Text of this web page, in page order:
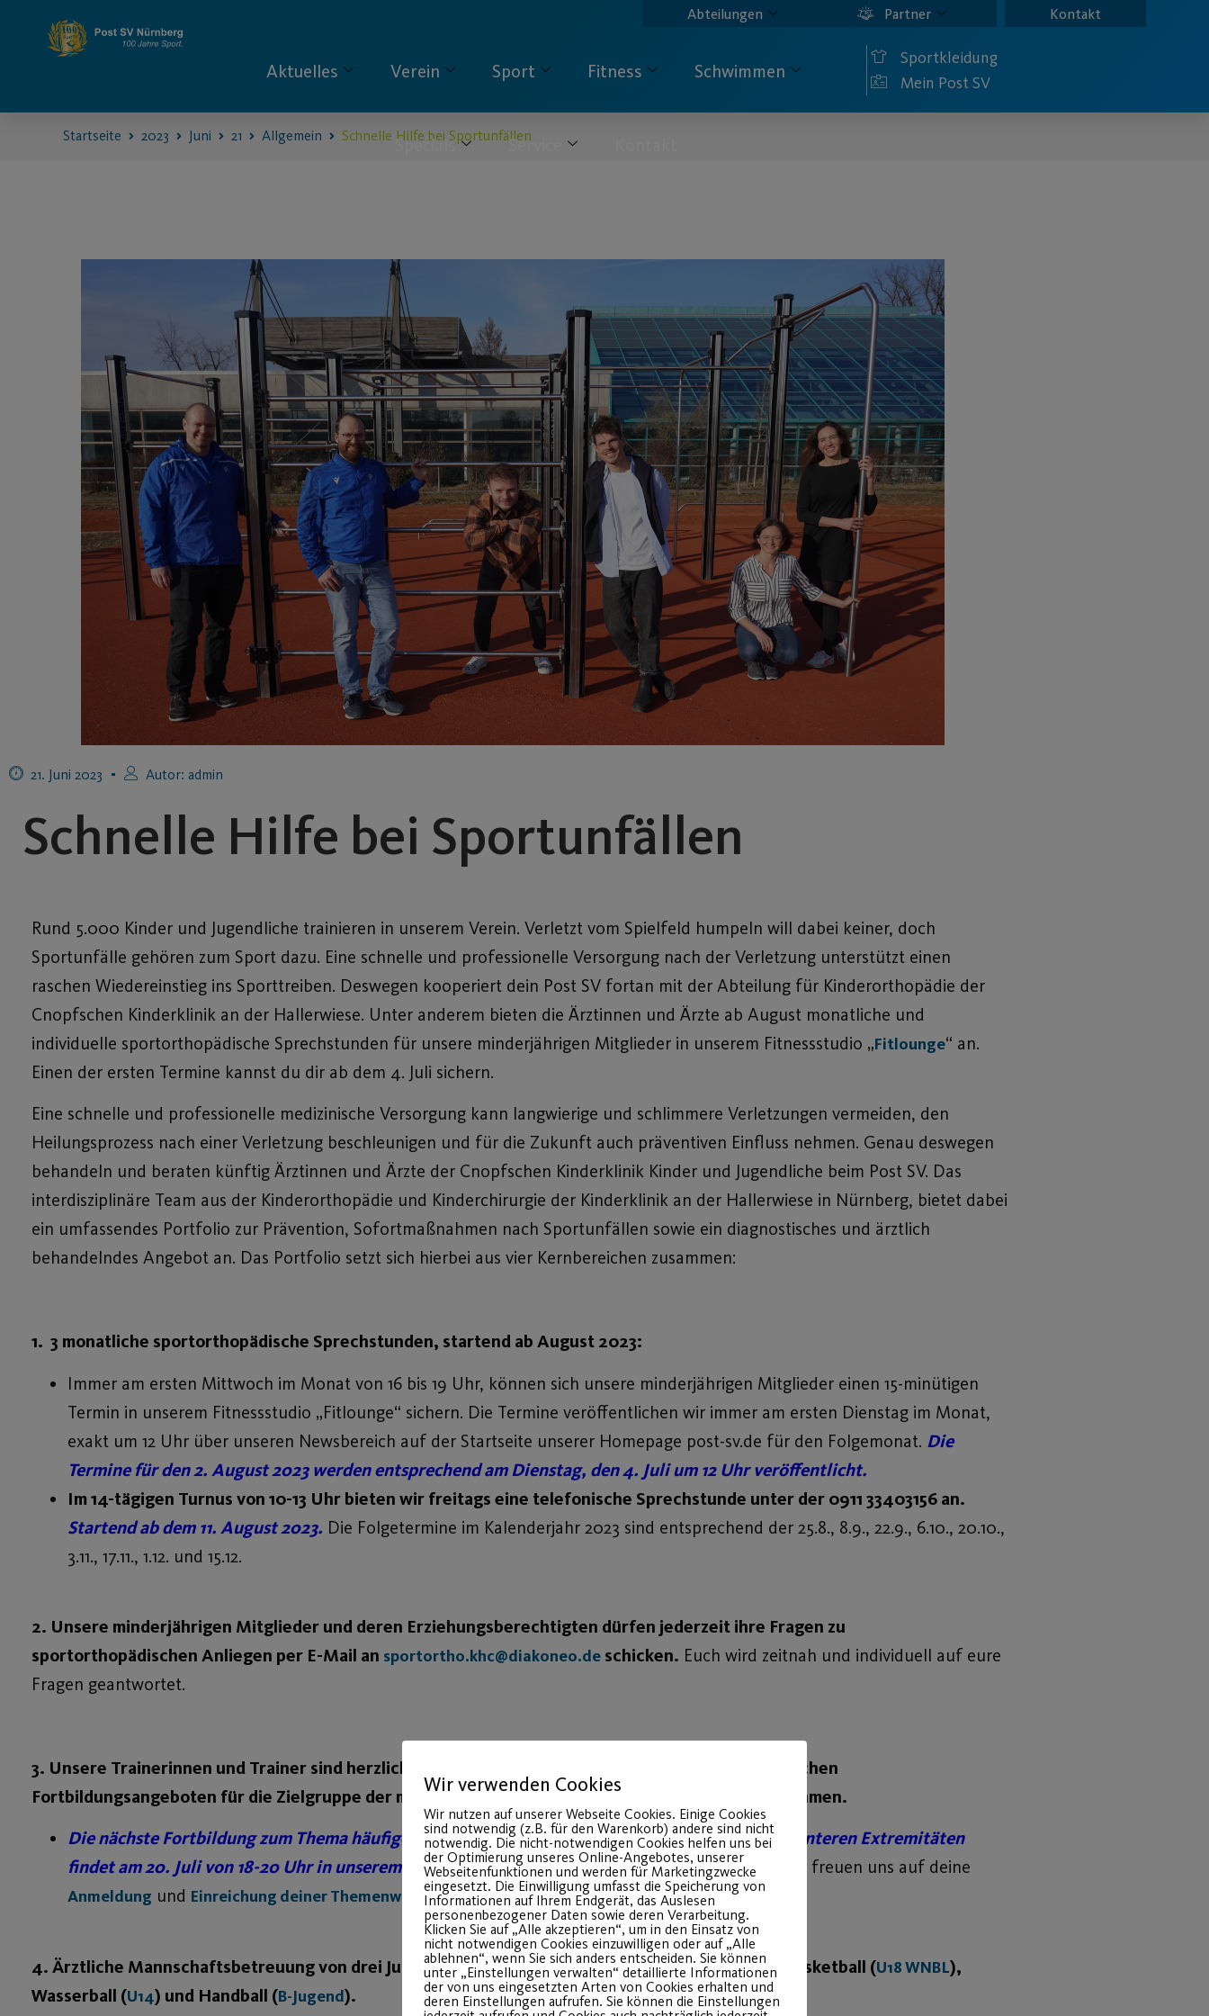
Abteilungen Partner Kontakt
Aktuelles Verein Sport Fitness Schwimmen
Specials Service
Sportkleidung
Mein Post SV
Startseite 2023 Juni 21 Allgemein Schnelle Hilfe bei Sportunfällen
21. Juni 2023 Autor: admin
Schnelle Hilfe bei Sportunfällen
Rund 5.000 Kinder und Jugendliche trainieren in unserem Verein. Verletzt vom Spielfeld humpeln will dabei keiner, doch
Sportunfälle gehören zum Sport dazu. Eine schnelle und professionelle Versorgung nach der Verletzung unterstützt einen
raschen Wiedereinstieg ins Sporttreiben. Deswegen kooperiert dein Post SV fortan mit der Abteilung für Kinderorthopädie der
Cnopfschen Kinderklinik an der Hallerwiese. Unter anderem bieten die Ärztinnen und Ärzte ab August monatliche und
individuelle sportorthopädische Sprechstunden für unsere minderjährigen Mitglieder in unserem Fitnessstudio „Fitlounge“ an.
Einen der ersten Termine kannst du dir ab dem 4. Juli sichern.
Eine schnelle und professionelle medizinische Versorgung kann langwierige und schlimmere Verletzungen vermeiden, den
Heilungsprozess nach einer Verletzung beschleunigen und für die Zukunft auch präventiven Einfluss nehmen. Genau deswegen
behandeln und beraten künftig Ärztinnen und Ärzte der Cnopfschen Kinderklinik Kinder und Jugendliche beim Post SV. Das
interdisziplinäre Team aus der Kinderorthopädie und Kinderchirurgie der Kinderklinik an der Hallerwiese in Nürnberg, bietet dabei
ein umfassendes Portfolio zur Prävention, Sofortmaßnahmen nach Sportunfällen sowie ein diagnostisches und ärztlich
behandelndes Angebot an. Das Portfolio setzt sich hierbei aus vier Kernbereichen zusammen:
1. 3 monatliche sportorthopädische Sprechstunden, startend ab August 2023:
Immer am ersten Mittwoch im Monat von 16 bis 19 Uhr, können sich unsere minderjährigen Mitglieder einen 15-minütigen
Termin in unserem Fitnessstudio „Fitlounge“ sichern. Die Termine veröffentlichen wir immer am ersten Dienstag im Monat,
exakt um 12 Uhr über unseren Newsbereich auf der Startseite unserer Homepage post-sv.de für den Folgemonat. Die
Termine für den 2. August 2023 werden entsprechend am Dienstag, den 4. Juli um 12 Uhr veröffentlicht.
Im 14-tägigen Turnus von 10-13 Uhr bieten wir freitags eine telefonische Sprechstunde unter der 0911 33403156 an.
Startend ab dem 11. August 2023. Die Folgetermine im Kalenderjahr 2023 sind entsprechend der 25.8., 8.9., 22.9., 6.10., 20.10.,
3.11., 17.11., 1.12. und 15.12.
2. Unsere minderjährigen Mitglieder und deren Erziehungsberechtigten dürfen jederzeit ihre Fragen zu
sportorthopädischen Anliegen per E-Mail an sportortho.khc@diakoneo.de schicken. Euch wird zeitnah und individuell auf eure
Fragen geantwortet.
3. Unsere Trainerinnen und Trainer sind herzlich eingeladen an den regelmäßigen sportorthopädischen
Fortbildungsangeboten für die Zielgruppe der minderjährigen Sportlerinnen und Sportler teilzunehmen.
Die nächste Fortbildung zum Thema häufige Sportverletzung im Bereich des Rumpfes und der unteren Extremitäten
findet am 20. Juli von 18-20 Uhr in unserem Besprechungsraum am Sportpark Ebensee statt.
Wir freuen uns auf deine
Anmeldung und Einreichung deiner Themenwünschefür zukünftige Fortbildungen.
4. Ärztliche Mannschaftsbetreuung von drei Jugendleistungsmannschaften aus den Sportarten Basketball (U18 WNBL),
Wasserball (U14) und Handball (B-Jugend).
Wir verwenden Cookies
Wir nutzen auf unserer Webseite Cookies. Einige Cookies
sind notwendig (z.B. für den Warenkorb) andere sind nicht
notwendig. Die nicht-notwendigen Cookies helfen uns bei
der Optimierung unseres Online-Angebotes, unserer
Webseitenfunktionen und werden für Marketingzwecke
eingesetzt. Die Einwilligung umfasst die Speicherung von
Informationen auf Ihrem Endgerät, das Auslesen
personenbezogener Daten sowie deren Verarbeitung.
Klicken Sie auf „Alle akzeptieren“, um in den Einsatz von
nicht notwendigen Cookies einzuwilligen oder auf „Alle
ablehnen“, wenn Sie sich anders entscheiden. Sie können
unter „Einstellungen verwalten“ detaillierte Informationen
der von uns eingesetzten Arten von Cookies erhalten und
deren Einstellungen aufrufen. Sie können die Einstellungen